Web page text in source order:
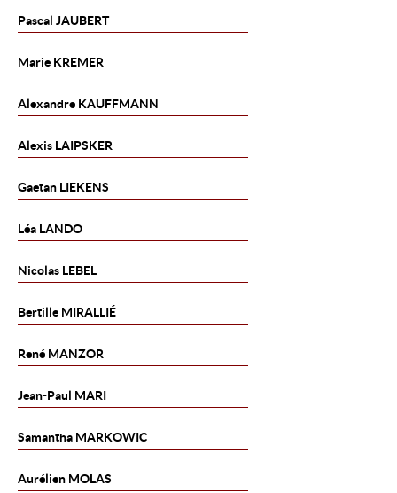
Pascal JAUBERT
Marie KREMER
Alexandre KAUFFMANN
Alexis LAIPSKER
Gaetan LIEKENS
Léa LANDO
Nicolas LEBEL
Bertille MIRALLIÉ
René MANZOR
Jean-Paul MARI
Samantha MARKOWIC
Aurélien MOLAS